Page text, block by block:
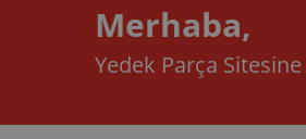
Merhaba,
Yedek Parça